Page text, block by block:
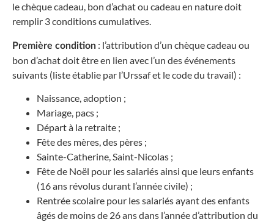
le chèque cadeau, bon d’achat ou cadeau en nature doit
remplir 3 conditions cumulatives.
Première condition : l’attribution d’un chèque cadeau ou
bon d’achat doit être en lien avec l’un des événements
suivants (liste établie par l’Urssaf et le code du travail) :
Naissance, adoption ;
Mariage, pacs ;
Départ à la retraite ;
Fête des mères, des pères ;
Sainte-Catherine, Saint-Nicolas ;
Fête de Noël pour les salariés ainsi que leurs enfants
(16 ans révolus durant l’année civile) ;
Rentrée scolaire pour les salariés ayant des enfants
âgés de moins de 26 ans dans l’année d’attribution du